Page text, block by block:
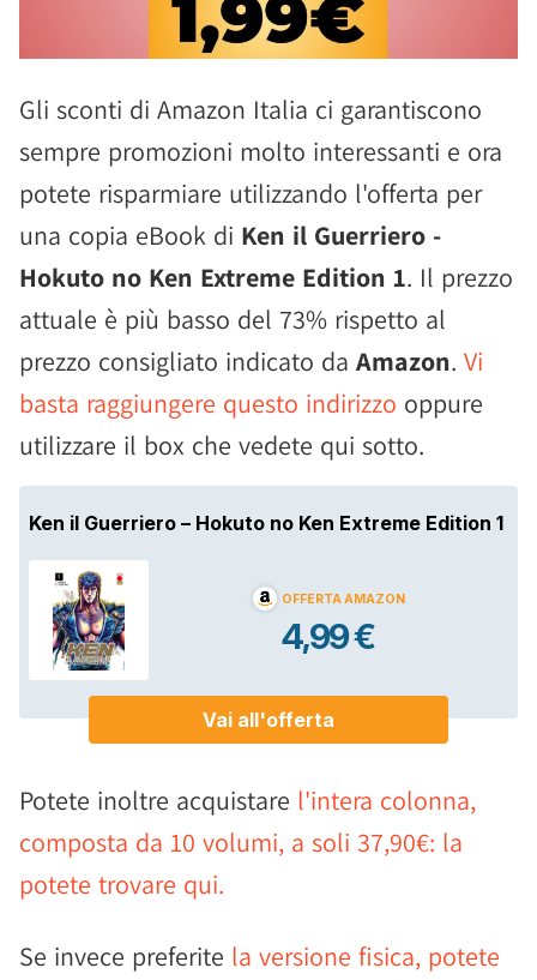
Gli sconti di Amazon Italia ci garantiscono
sempre promozioni molto interessanti e ora
potete risparmiare utilizzando l'offerta per
una copia eBook di Ken il Guerriero -
Hokuto no Ken Extreme Edition 1. Il prezzo
attuale è più basso del 73% rispetto al
prezzo consigliato indicato da Amazon. Vi
basta raggiungere questo indirizzo oppure
utilizzare il box che vedete qui sotto.
Potete inoltre acquistare l'intera colonna,
composta da 10 volumi, a soli 37,90€: la
potete trovare qui.
Se invece preferite la versione fisica, potete